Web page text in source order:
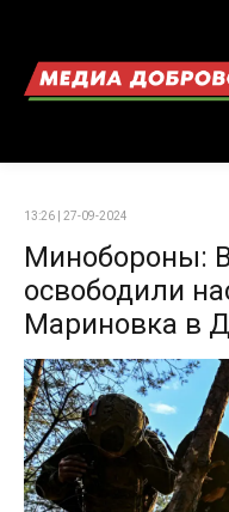
13:26 | 27-09-2024
Минобороны:
освободили
Мариновка в